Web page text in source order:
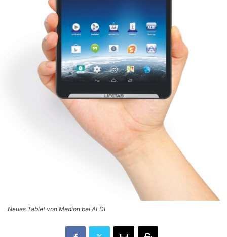
Neues Tablet von Medion bei ALDI